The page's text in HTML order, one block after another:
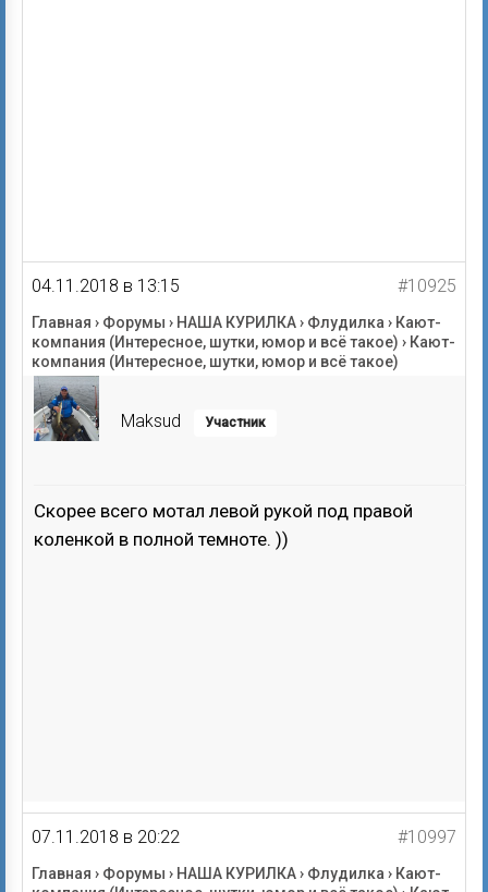
04.11.2018 в 13:15 #10925
Главная › Форумы › НАША КУРИЛКА› Флудилка › Кают-
компания (Интересное, шутки, юмор и всё такое) › Кают-
компания (Интересное, шутки, юмор и всё такое)
Maksud Участник
Скорее всего мотал левой рукой под правой
коленкой в полной темноте. ))
07.11.2018 в 20:22 #10997
Главная › Форумы › НАША КУРИЛКА› Флудилка › Кают-